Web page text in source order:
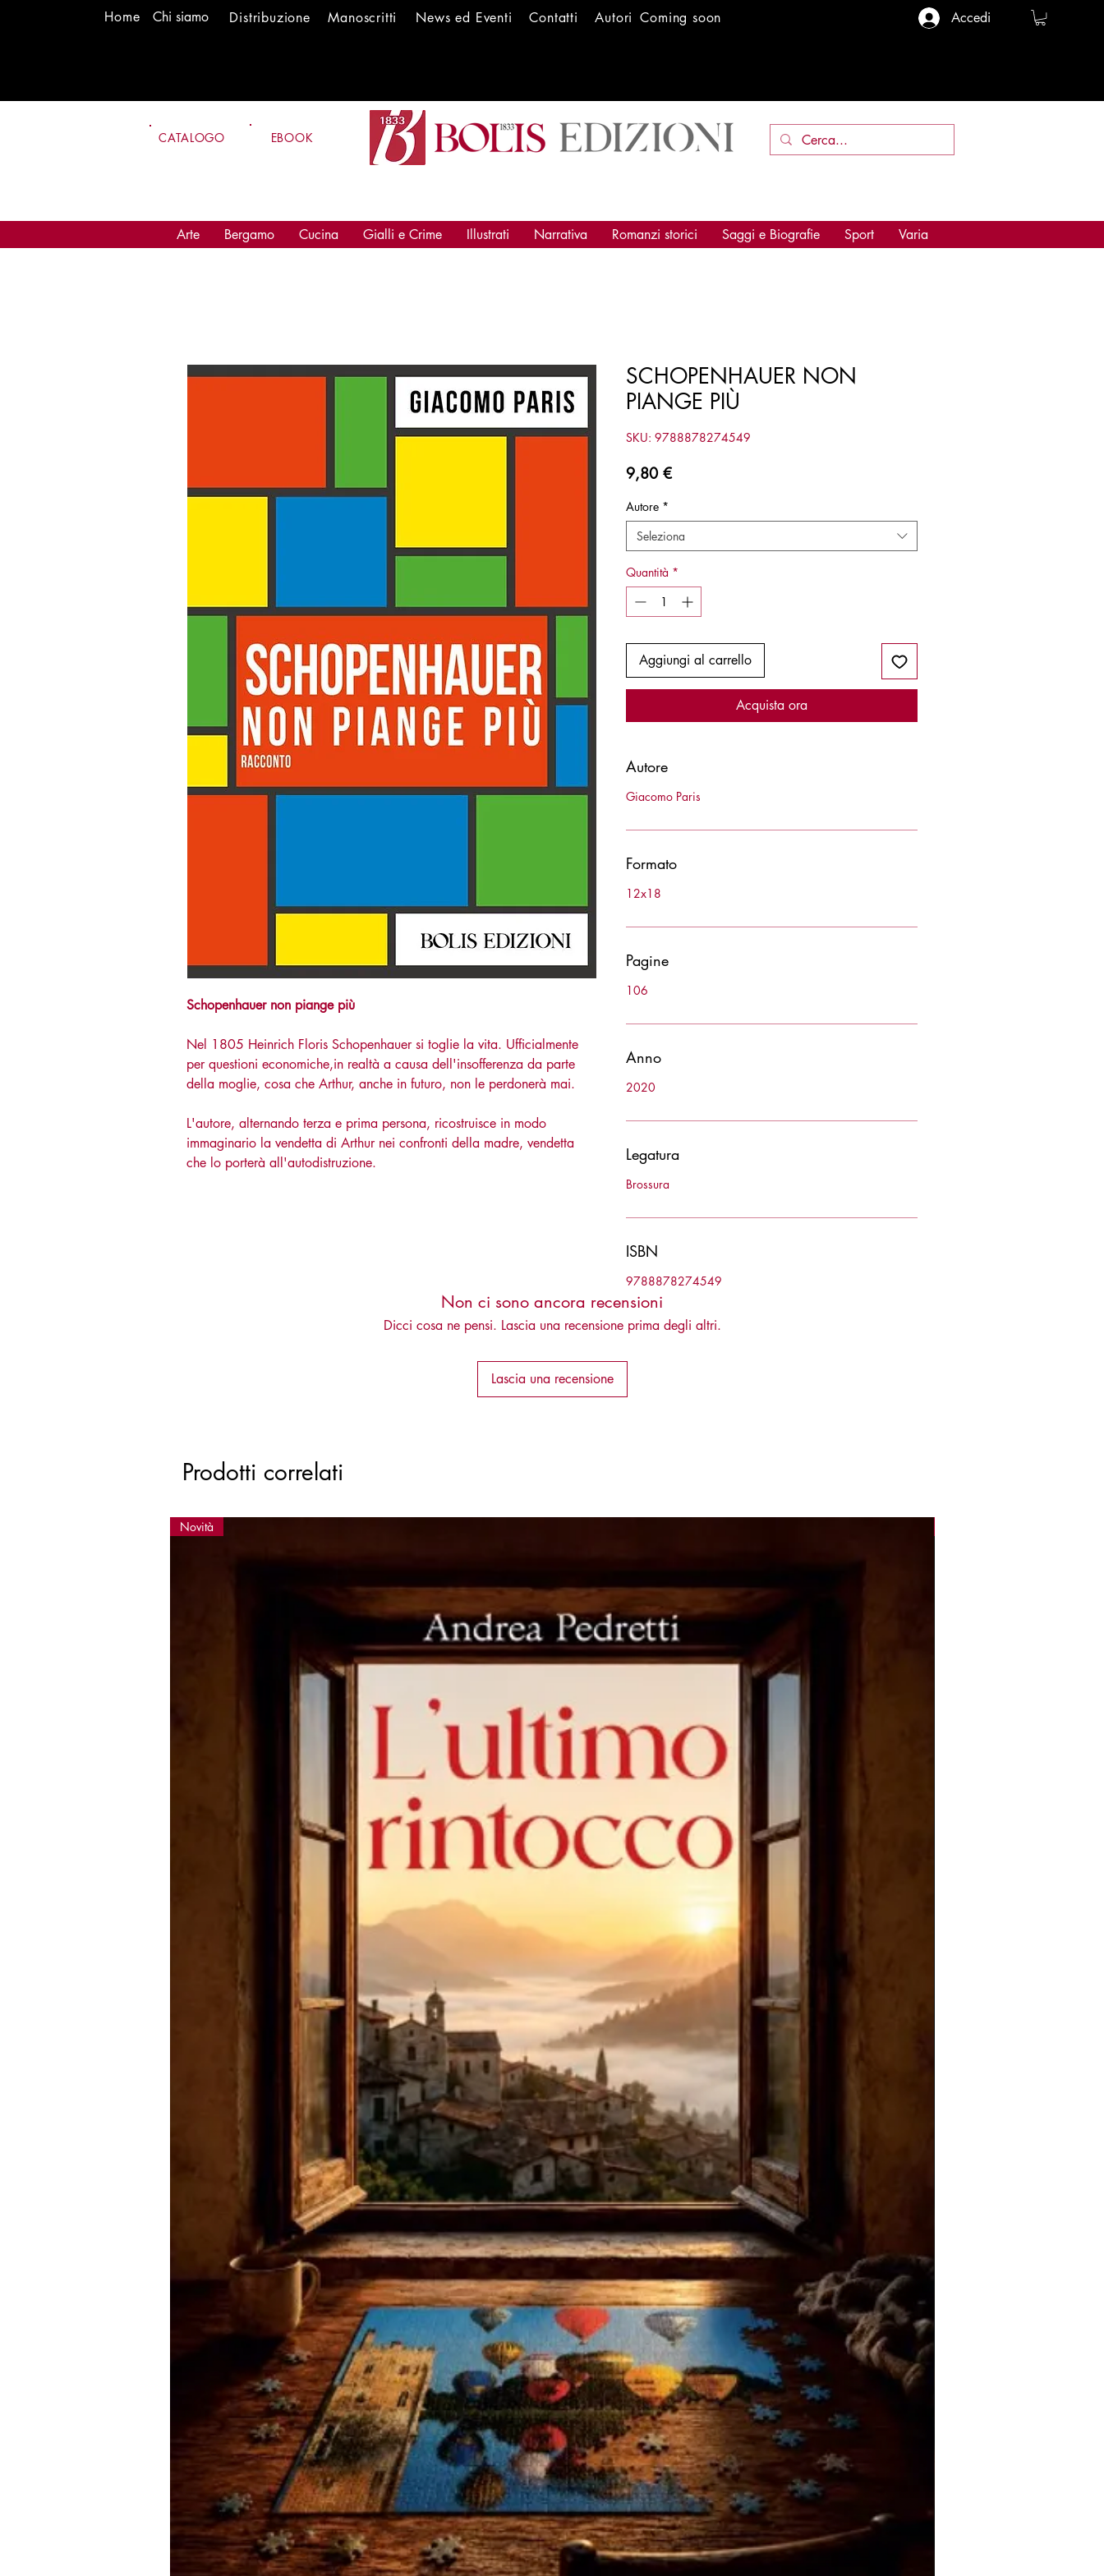
Home Chi siamo Distribuzione Manoscritti News ed Eventi Contatti Autori Coming soon Accedi
CATALOGO EBOOK
Arte Bergamo Cucina Gialli e Crime Illustrati Narrativa Romanzi storici Saggi e Biografie Sport Varia
Schopenhauer non piange più
Nel 1805 Heinrich Floris Schopenhauer si toglie la vita. Ufficialmente
per questioni economiche,in realtà a causa dell'insofferenza da parte
della moglie, cosa che Arthur, anche in futuro, non le perdonerà mai.
L'autore, alternando terza e prima persona, ricostruisce in modo
immaginario la vendetta di Arthur nei confronti della madre, vendetta
che lo porterà all'autodistruzione.
SCHOPENHAUER NON
PIANGE PIÙ
SKU: 9788878274549
9,80 €Prezzo
Autore *
Seleziona
Quantità *
Aggiungi al carrello
Acquista ora
Autore
Giacomo Paris
Formato
12x18
Pagine
106
Anno
2020
Legatura
Brossura
ISBN
9788878274549
Non ci sono ancora recensioni
Dicci cosa ne pensi. Lascia una recensione prima degli altri.
Lascia una recensione
Prodotti correlati
Novità